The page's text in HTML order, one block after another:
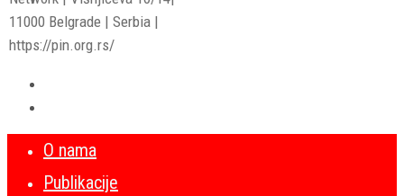
11000 Belgrade | Serbia |
https://pin.org.rs/
O nama
Publikacije